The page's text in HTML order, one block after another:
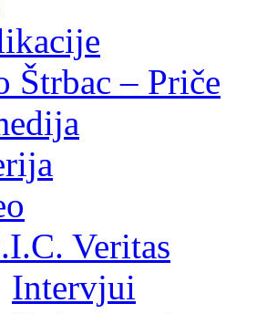
Štrbac – Priče
Veritas
Intervjui